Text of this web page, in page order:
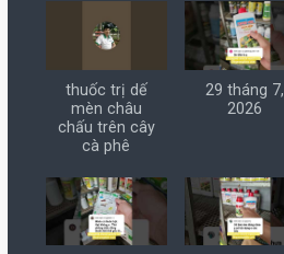
thuốc trị dế
mèn châu
chấu trên cây
cà phê
29 tháng 7,
2026